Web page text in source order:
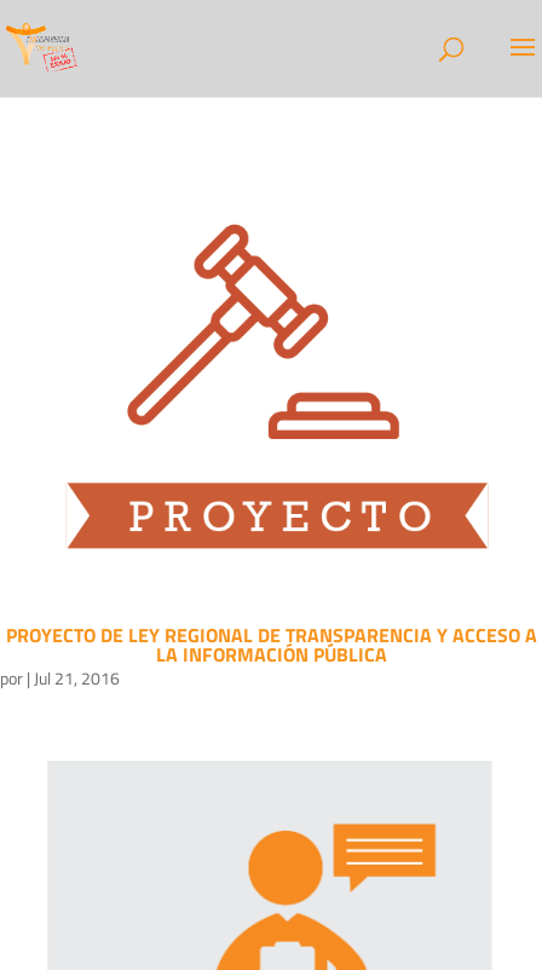
PROYECTO DE LEY REGIONAL DE TRANSPARENCIA Y ACCESO A
LA INFORMACIÓN PÚBLICA
por| Jul 21, 2016